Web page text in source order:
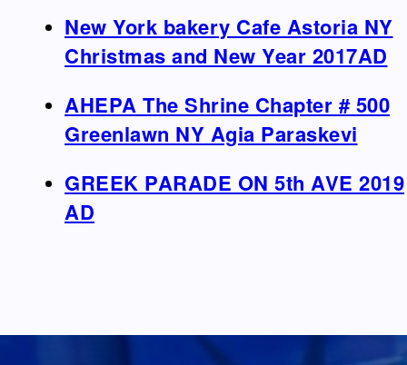
New York bakery Cafe Astoria NY
Christmas and New Year 2017AD
AHEPA The Shrine Chapter # 500
Greenlawn NY Agia Paraskevi
GREEK PARADE ON 5th AVE 2019
AD